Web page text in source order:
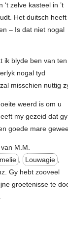
zelve kasteel in ’t
Het duitsch heeft
– Is dat niet nogal
ik blyde ben van ten
nogal tyd
misschien nuttig
weerd is om u
my gezeid dat gy
goede mare
M.M.
, Louwagie ,
Gy hebt zooveel
groetenisse te